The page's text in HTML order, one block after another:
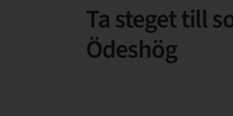
Ta steget till
Ödeshög